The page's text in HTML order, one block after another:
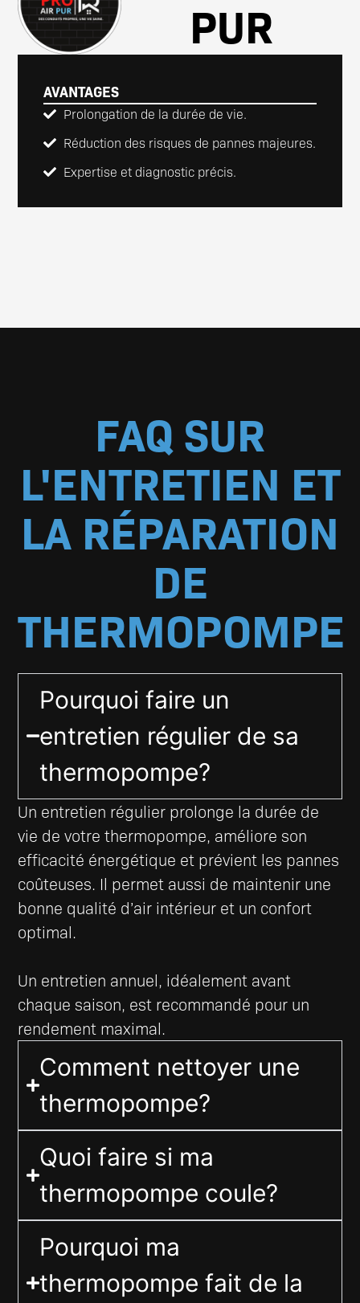
PUR
AVANTAGES
Prolongation de la durée de vie.
Réduction des risques de pannes majeures.
Expertise et diagnostic précis.
FAQ SUR
L'ENTRETIEN ET
LA RÉPARATION
DE
THERMOPOMPE
Pourquoi faire un
entretien régulier de sa
thermopompe?
Un entretien régulier prolonge la durée de
vie de votre thermopompe, améliore son
efficacité énergétique et prévient les pannes
coûteuses. Il permet aussi de maintenir une
bonne qualité d’air intérieur et un confort
optimal.​
Un entretien annuel, idéalement avant
chaque saison, est recommandé pour un
rendement maximal.
Comment nettoyer une
thermopompe?
Quoi faire si ma
thermopompe coule?
Pourquoi ma
thermopompe fait de la